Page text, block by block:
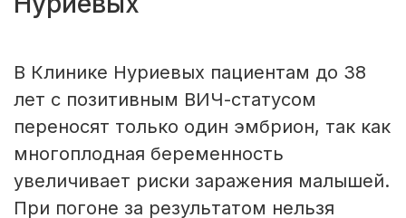
В Клинике Нуриевых пациентам до 38
лет с позитивным ВИЧ-статусом
переносят только один эмбрион, так как
многоплодная беременность
увеличивает риски заражения малышей.
При погоне за результатом нельзя